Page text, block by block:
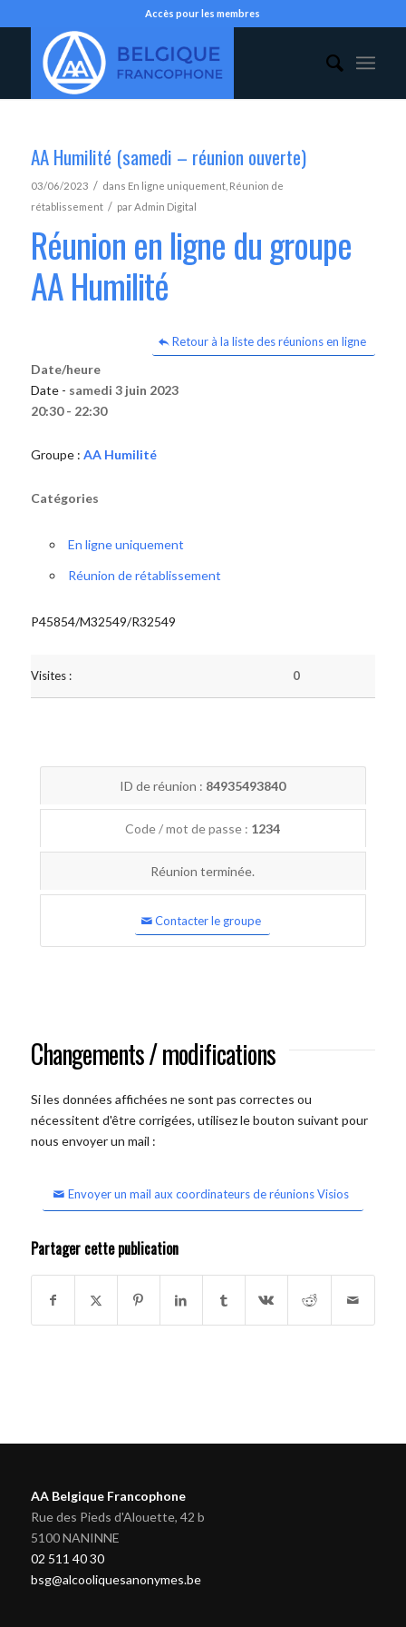
Accès pour les membres
AA Humilité (samedi – réunion ouverte)
03/06/2023 / dans En ligne uniquement, Réunion de
rétablissement / parAdmin Digital
Réunion en ligne du groupe
AA Humilité
Retour à la liste des réunions en ligne
Date/heure
Date - samedi 3 juin 2023
20:30 - 22:30
Groupe : AA Humilité
Catégories
En ligne uniquement
Réunion de rétablissement
P45854/M32549/R32549
Visites : 0
ID de réunion : 84935493840
Code / mot de passe : 1234
Réunion terminée.
Contacter le groupe
Changements / modifications
Si les données affichées ne sont pas correctes ou
nécessitent d'être corrigées, utilisez le bouton suivant pour
nous envoyer un mail :
Envoyer un mail aux coordinateurs de réunions Visios
Partager cette publication
AA Belgique Francophone
Rue des Pieds d'Alouette, 42 b
5100 NANINNE
02 511 40 30
bsg@alcooliquesanonymes.be